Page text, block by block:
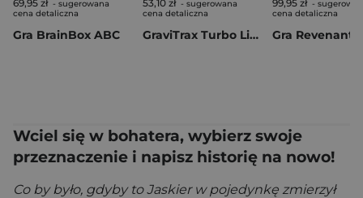
69,95 zł - sugerowana
cena detaliczna
Gra BrainBox ABC
53,10 zł - sugerowana
cena detaliczna
GraviTrax Turbo Lift Element
99,95 zł -
cena detaliczna
Wciel się w bohatera, wybierz swoje
przeznaczenie i napisz historię na nowo!
Co by było, gdyby to Jaskier w pojedynkę zmierzył